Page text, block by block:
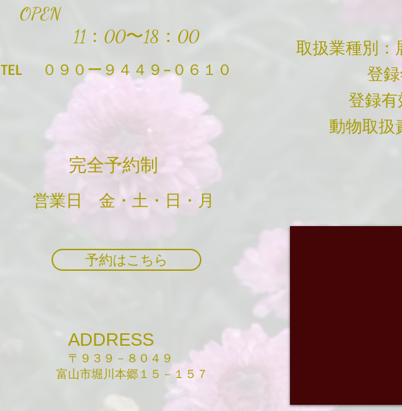
OPEN
11：00〜18：00
​TEL ０９０ー９４４９−０６１０
取扱業種別
登録年月
登録有効
動物取扱
​完全予約制
営業日 ​金・土・日・月
予約はこちら
ADDRESS
〒９３９－８０４９
富山市堀川本郷１５－１５７